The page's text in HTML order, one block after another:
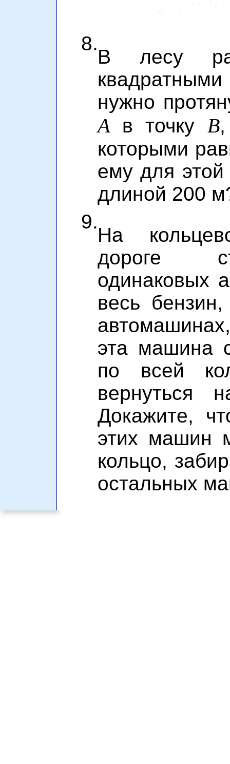
8.
В лесу
квадратными
нужно
A в точку B,
которыми
ему для этой
длиной 200
9.
На
дороге
одинаковых
весь
эта машина
по всей
вернуться
Докажите,
этих машин
кольцо,
остальных